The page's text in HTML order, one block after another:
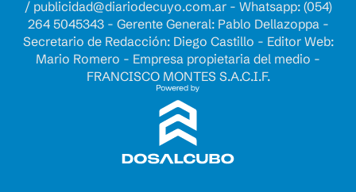
/ publicidad@diariodecuyo.com.ar- Whatsapp: (054)
264 5045343 - Gerente General: Pablo Dellazoppa -
Secretario de Redacción: Diego Castillo - Editor Web:
Mario Romero - Empresa propietaria del medio -
FRANCISCO MONTES S.A.C.I.F.